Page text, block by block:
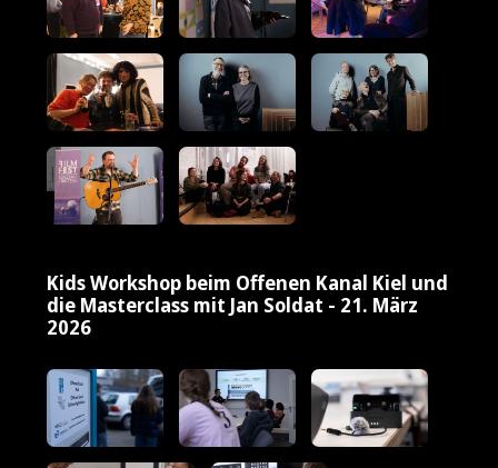
Kids Workshop beim Offenen Kanal Kiel und
die Masterclass mit Jan Soldat - 21. März
2026